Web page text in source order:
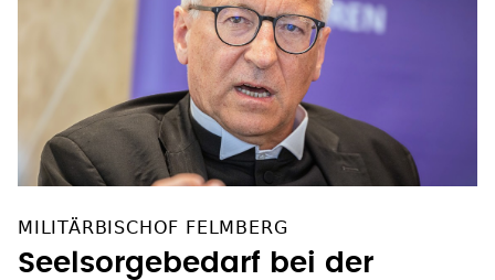
MILITÄRBISCHOF FELMBERG
Seelsorgebedarf bei der